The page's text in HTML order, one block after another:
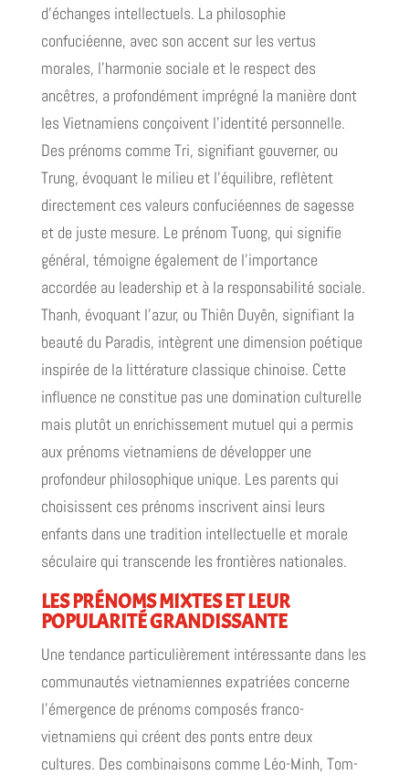
d'échanges intellectuels. La philosophie
confuciéenne, avec son accent sur les vertus
morales, l'harmonie sociale et le respect des
ancêtres, a profondément imprégné la manière dont
les Vietnamiens conçoivent l'identité personnelle.
Des prénoms comme Tri, signifiant gouverner, ou
Trung, évoquant le milieu et l'équilibre, reflètent
directement ces valeurs confuciéennes de sagesse
et de juste mesure. Le prénom Tuong, qui signifie
général, témoigne également de l'importance
accordée au leadership et à la responsabilité sociale.
Thanh, évoquant l'azur, ou Thiên Duyên, signifiant la
beauté du Paradis, intègrent une dimension poétique
inspirée de la littérature classique chinoise. Cette
influence ne constitue pas une domination culturelle
mais plutôt un enrichissement mutuel qui a permis
aux prénoms vietnamiens de développer une
profondeur philosophique unique. Les parents qui
choisissent ces prénoms inscrivent ainsi leurs
enfants dans une tradition intellectuelle et morale
séculaire qui transcende les frontières nationales.
LES PRÉNOMS MIXTES ET LEUR
POPULARITÉ GRANDISSANTE
Une tendance particulièrement intéressante dans les
communautés vietnamiennes expatriées concerne
l'émergence de prénoms composés franco-
vietnamiens qui créent des ponts entre deux
cultures. Des combinaisons comme Léo-Minh, Tom-